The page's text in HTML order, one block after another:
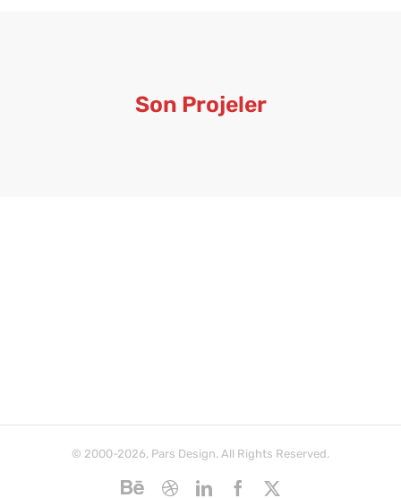
Son Projeler
© 2000-2026, Pars Design. All Rights Reserved.
BehanceDribbbleLinkedInFacebook